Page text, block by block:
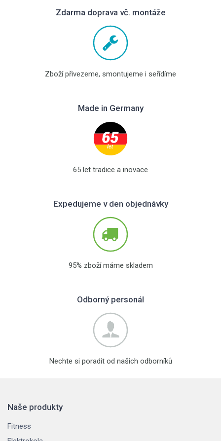
Zdarma doprava vč. montáže
Zboží přivezeme, smontujeme i seřídíme
Made in Germany
65 let tradice a inovace
Expedujeme v den objednávky
95% zboží máme skladem
Odborný personál
Nechte si poradit od našich odborníků
Naše produkty
Fitness